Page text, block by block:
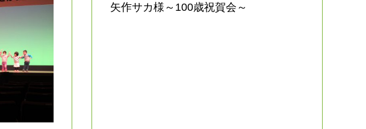
矢作サカ様～100歳祝賀会～